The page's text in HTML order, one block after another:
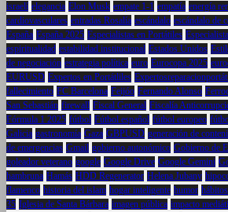
israelí elegancia Elon Musk empate 1-1 empatía energía
cardiovasculares entradas Rosalía escándalo escándalo de
España España 2025 Especialistas en Portátiles
espiritualidad estabilidad institucional Estados Unidos
de negociación estrategia política euro Eurocopa 2025
EURUSD Expertos en Portátliles
fallecimiento FC Barcelona Feijóo Fernando Alonso
San Sebastián firewall Fiscal General Fiscalía
Fórmula 1 2025 fútbol Fútbol español fútbol europeo
Galicia gastronomía Gaza GBPUSD generación de
de emergencias Gmail gobierno autonómico Gobierno de
goleador veterano google Google Drive Google Gemini
hambruna Hamás HDD Regenerator Helena Jubany
flamenco historia del islam hogar inteligente humor
35 Iglesia de Santa Bárbara imagen pública impacto